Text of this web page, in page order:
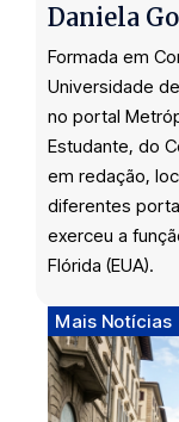
Daniela
Formada em
Universidade
no portal
Estudante, do
em redação,
diferentes
exerceu a
Flórida (EUA).
Mais Notícias